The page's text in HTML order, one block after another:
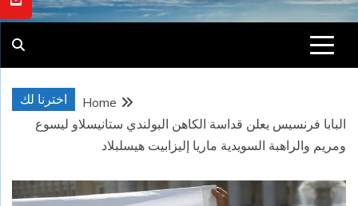
اخترنا لك
Home
البابا فرنسيس يعلن قداسة الكاهن البولندي ستانيسلاو ليسوع
ومريم والراهبة السويدية ماريا إليزابيت هيسلبلاد